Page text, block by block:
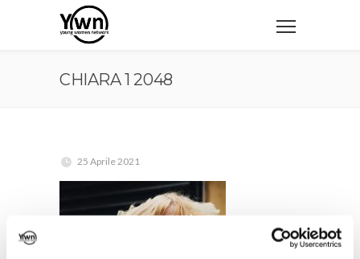
CHIARA 1 2048
25 Aprile 2021